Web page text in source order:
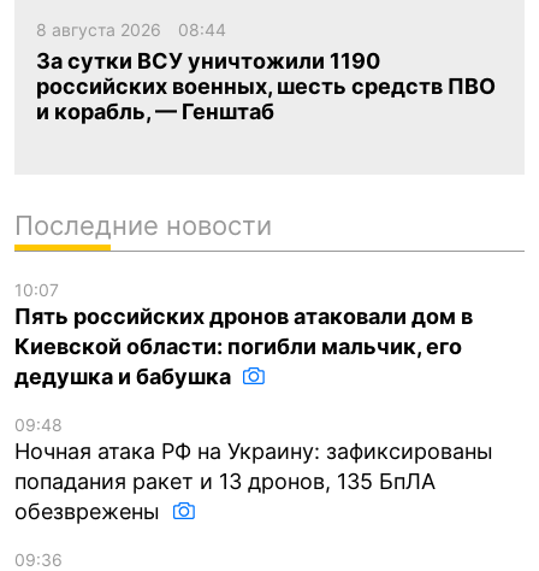
8 августа 2026 08:44
За сутки ВСУ уничтожили 1190
российских военных, шесть средств ПВО
и корабль, — Генштаб
Последние новости
10:07
Пять российских дронов атаковали дом в
Киевской области: погибли мальчик, его
дедушка и бабушка
09:48
Ночная атака РФ на Украину: зафиксированы
попадания ракет и 13 дронов, 135 БпЛА
обезврежены
09:36